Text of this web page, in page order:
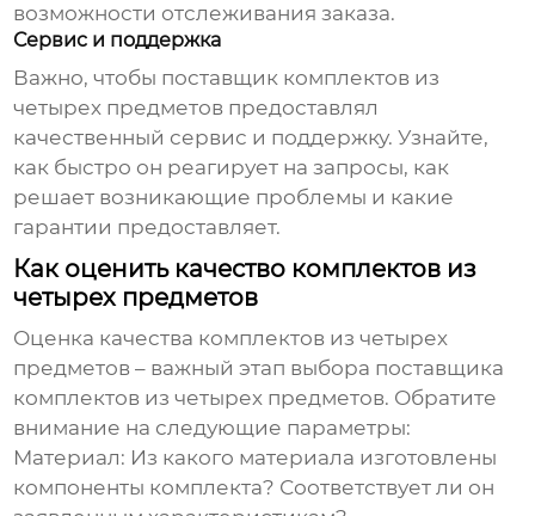
возможности отслеживания заказа.
Сервис и поддержка
Важно, чтобы поставщик комплектов из
четырех предметов предоставлял
качественный сервис и поддержку. Узнайте,
как быстро он реагирует на запросы, как
решает возникающие проблемы и какие
гарантии предоставляет.
Как оценить качество комплектов из
четырех предметов
Оценка качества комплектов из четырех
предметов – важный этап выбора поставщика
комплектов из четырех предметов. Обратите
внимание на следующие параметры:
Материал: Из какого материала изготовлены
компоненты комплекта? Соответствует ли он